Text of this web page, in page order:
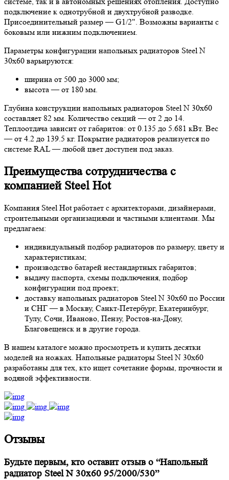
подключение к однотрубной и двухтрубной разводке.
Присоединительный размер — G1/2". Возможны варианты с
боковым или нижним подключением.
Параметры конфигурации напольных радиаторов Steel N
30х60 варьируются:
ширина от 500 до 3000 мм;
высота — от 180 мм.
Глубина конструкции напольных радиаторов Steel N 30х60
составляет 82 мм. Количество секций — от 2 до 14.
Теплоотдача зависит от габаритов: от 0.135 до 5.681 кВт. Вес
— от 4.2 до 139.5 кг. Покрытие радиаторов реализуется по
системе RAL — любой цвет доступен под заказ.
Преимущества сотрудничества с
компанией Steel Hot
Компания Steel Hot работает с архитекторами, дизайнерами,
строительными организациями и частными клиентами. Мы
предлагаем:
индивидуальный подбор радиаторов по размеру, цвету и
характеристикам;
производство батарей нестандартных габаритов;
выдачу паспорта, схемы подключения, подбор
конфигурации под проект;
доставку напольных радиаторов Steel N 30х60 по России
и СНГ — в Москву, Санкт-Петербург, Екатеринбург,
Тулу, Сочи, Иваново, Пензу, Ростов-на-Дону,
Благовещенск и в другие города.
В нашем каталоге можно просмотреть и купить десятки
моделей на ножках. Напольные радиаторы Steel N 30х60
разработаны для тех, кто ищет сочетание формы, прочности и
водяной эффективности.
Отзывы
Будьте первым, кто оставит отзыв о “Напольный
радиатор Steel N 30х60 95/2000/530”